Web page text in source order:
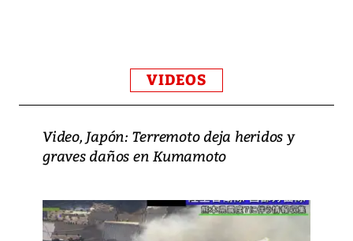
VIDEOS
Video, Japón: Terremoto deja heridos y
graves daños en Kumamoto